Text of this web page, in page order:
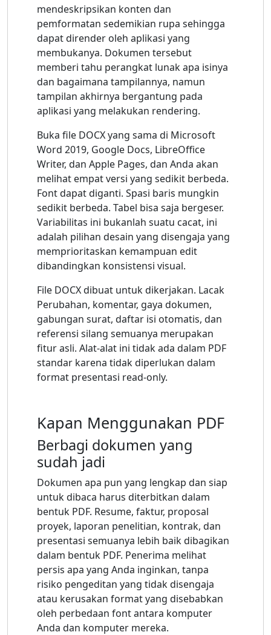
mendeskripsikan konten dan
pemformatan sedemikian rupa sehingga
dapat dirender oleh aplikasi yang
membukanya. Dokumen tersebut
memberi tahu perangkat lunak apa isinya
dan bagaimana tampilannya, namun
tampilan akhirnya bergantung pada
aplikasi yang melakukan rendering.
Buka file DOCX yang sama di Microsoft
Word 2019, Google Docs, LibreOffice
Writer, dan Apple Pages, dan Anda akan
melihat empat versi yang sedikit berbeda.
Font dapat diganti. Spasi baris mungkin
sedikit berbeda. Tabel bisa saja bergeser.
Variabilitas ini bukanlah suatu cacat, ini
adalah pilihan desain yang disengaja yang
memprioritaskan kemampuan edit
dibandingkan konsistensi visual.
File DOCX dibuat untuk dikerjakan. Lacak
Perubahan, komentar, gaya dokumen,
gabungan surat, daftar isi otomatis, dan
referensi silang semuanya merupakan
fitur asli. Alat-alat ini tidak ada dalam PDF
standar karena tidak diperlukan dalam
format presentasi read-only.
Kapan Menggunakan PDF
Berbagi dokumen yang
sudah jadi
Dokumen apa pun yang lengkap dan siap
untuk dibaca harus diterbitkan dalam
bentuk PDF. Resume, faktur, proposal
proyek, laporan penelitian, kontrak, dan
presentasi semuanya lebih baik dibagikan
dalam bentuk PDF. Penerima melihat
persis apa yang Anda inginkan, tanpa
risiko pengeditan yang tidak disengaja
atau kerusakan format yang disebabkan
oleh perbedaan font antara komputer
Anda dan komputer mereka.